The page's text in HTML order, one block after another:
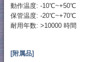
動作温度: -10℃~+50℃
保管温度: -20℃~+70℃
耐用年数: >10000 時間
[附属品]